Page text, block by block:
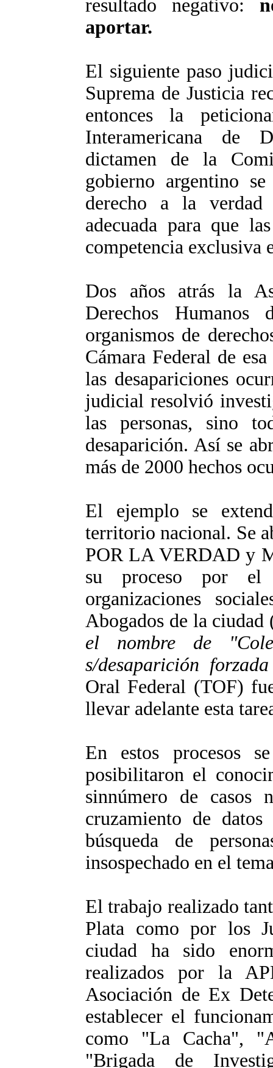
resultado negativo:
aportar.
El siguiente paso
Suprema de Justicia
entonces la
Interamericana de
dictamen de la
gobierno argentino
derecho a la
adecuada para que
competencia exclusiva
Dos años atrás la
Derechos
organismos de
Cámara Federal de
las desapariciones
judicial resolvió
las personas, sino
desaparición. Así se
más de 2000 hechos
El ejemplo se
territorio nacional. Se
POR LA VERDAD y
su proceso por
organizaciones
Abogados de la ciudad
el nombre de
s/desaparición
Oral Federal (TOF)
llevar adelante esta
En estos procesos
posibilitaron el
sinnúmero de casos
cruzamiento de
búsqueda de
insospechado en el
El trabajo realizado
Plata como por los
ciudad ha sido
realizados por la
Asociación de Ex
establecer el
como "La Cacha",
"Brigada de